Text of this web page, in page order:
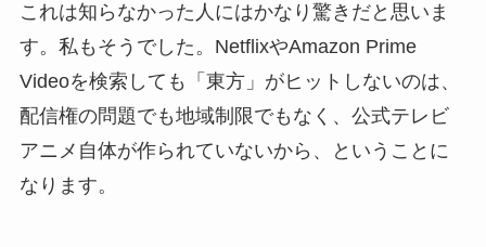
これは知らなかった人にはかなり驚きだと思いま
す。私もそうでした。NetflixやAmazon Prime
Videoを検索しても「東方」がヒットしないのは、
配信権の問題でも地域制限でもなく、公式テレビ
アニメ自体が作られていないから、ということに
なります。